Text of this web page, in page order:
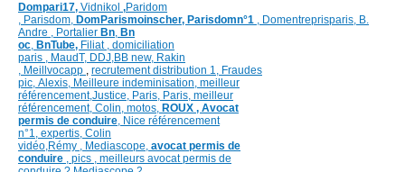
Dompari17, Vidnikol ,Paridom
, Parisdom, DomParismoinscher, Parisdomn°1 , Domentreprisparis, B.
Andre , Portalier Bn, Bn
oc, BnTube, Filiat, domiciliation
paris , MaudT, DDJ,BB new, Rakin
, Meillvocapp , recrutement distribution 1, Fraudes
pic, Alexis, Meilleure indeminisation, meilleur
référencement,Justice, Paris, Paris, meilleur
référencement, Colin, motos, ROUX , Avocat
permis de conduire, Nice référencement
n°1, expertis, Colin
vidéo,Rémy , Mediascope, avocat permis de
conduire , pics , meilleurs avocat permis de